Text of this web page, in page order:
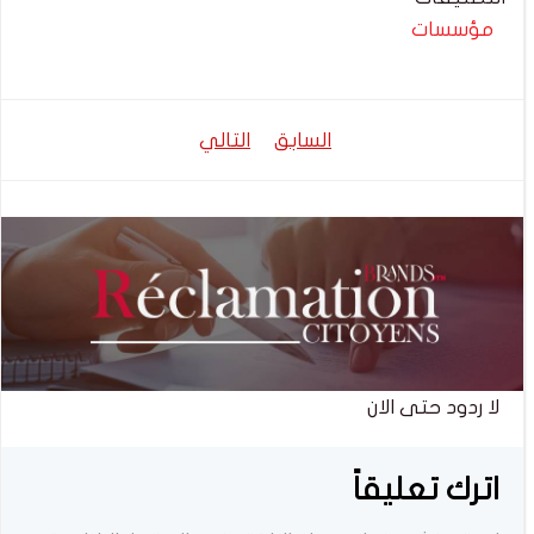
مؤسسات
السابق
تصفّح
التالي
لا ردود حتى الان
اترك تعليقاً